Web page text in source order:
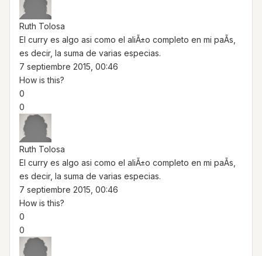
Ruth Tolosa
El curry es algo asi como el aliÃ±o completo en mi paÃ­s,
es decir, la suma de varias especias.
7 septiembre 2015, 00:46
How is this?
0
0
Ruth Tolosa
El curry es algo asi como el aliÃ±o completo en mi paÃ­s,
es decir, la suma de varias especias.
7 septiembre 2015, 00:46
How is this?
0
0